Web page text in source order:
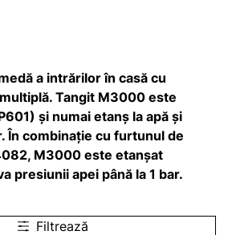
a intrărilor în casă cu
Tangit M3000 este
și numai etanș la apă și
În combinație cu furtunul de
M3000 este etanșat
presiunii apei până la 1 bar.
Filtrează